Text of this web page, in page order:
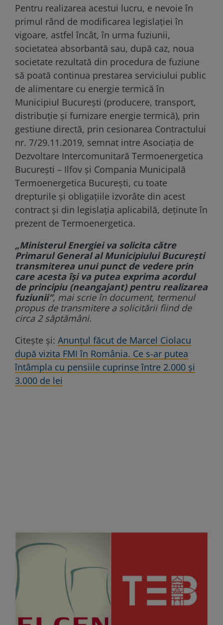
Pentru realizarea acestui lucru, e nevoie în
primul rând de modificarea legislației în
vigoare, astfel încât, în urma fuziunii,
societatea absorbantă sau, după caz, noua
societate rezultată din procedura de fuziune
să poată continua prestarea serviciului public
de alimentare cu energie termică în
Municipiul București (producere, transport,
distribuție și furnizare energie termică), prin
gestiune directă, prin cesionarea Contractului
nr. 7/29.11.2019, semnat intre Asociația de
Dezvoltare Intercomunitară Termoenergetica
București – Ilfov și Compania Municipală
Termoenergetica București, cu toate
drepturile și obligațiile izvorâte din acest
contract și din legislația aplicabilă, deținute în
prezent de Termoenergetica.
„Ministerul Energiei va solicita către
Primarul General al Municipiului București
transmiterea unui punct de vedere prin
care acesta își va putea exprima acordul
de principiu (neangajant) pentru realizarea
fuziunii″, mai scrie în document, termenul
propus de transmitere a solicitării fiind de
circa 2 săptămâni.
Citește și: Anunțul făcut de Marcel Ciolacu
după vizita FMI în România. Ce s-ar putea
întâmpla cu pensiile cuprinse între 2.000 și
3.000 de lei